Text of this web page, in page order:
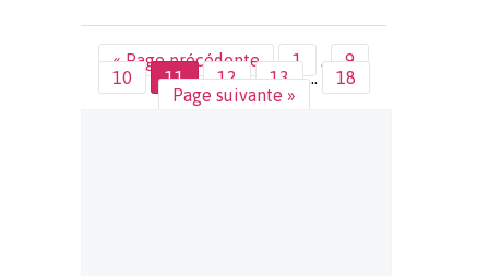
« Page précédente 1 …
9
10
11 12 13 …
18
Page suivante »